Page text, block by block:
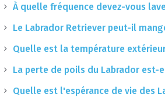
À quelle fréquence devez-vous
Le Labrador Retriever peut-il
Quelle est la température
La perte de poils du Labrador
Quelle est l'espérance de vie des